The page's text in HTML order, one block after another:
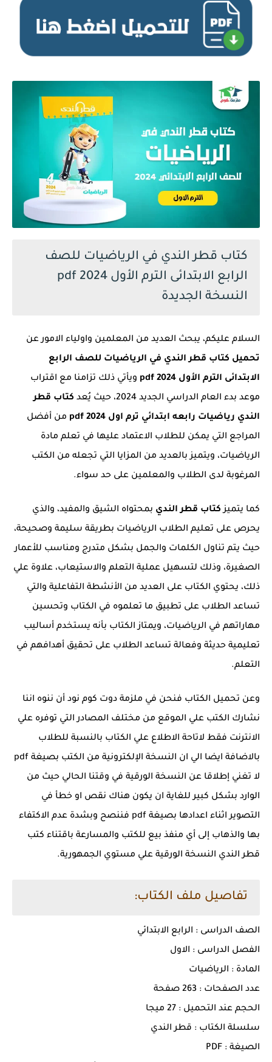
كتاب قطر الندي في الرياضيات للصف
الرابع الابتدائى الترم الأول 2024 pdf
النسخة الجديدة
السلام عليكم، يبحث العديد من المعلمين واولياء الامور عن
تحميل كتاب قطر الندي في الرياضيات للصف الرابع
الابتدائى الترم الأول 2024 pdf
ويأتي ذلك تزامنا مع اقتراب
موعد بدء العام الدراسي الجديد 2024، حيث يُعد
كتاب قطر
الندي رياضيات رابعه ابتدائي ترم اول 2024 pdf
من أفضل
المراجع التي يمكن للطلاب الاعتماد عليها في تعلم مادة
الرياضيات، ويتميز بالعديد من المزايا التي تجعله من الكتب
المرغوبة لدى الطلاب والمعلمين على حد سواء.
كما يتميزكتاب قطر الندي بمحتواه الشيق والمفيد، والذي
يحرص على تعليم الطلاب الرياضيات بطريقة سليمة وصحيحة،
حيث يتم تناول الكلمات والجمل بشكل متدرج ومناسب للأعمار
الصغيرة، وذلك لتسهيل عملية التعلم والاستيعاب، علاوة علي
ذلك، يحتوي الكتاب على العديد من الأنشطة التفاعلية والتي
تساعد الطلاب على تطبيق ما تعلموه في الكتاب وتحسين
مهاراتهم في الرياضيات، ويمتاز الكتاب بأنه يستخدم أساليب
تعليمية حديثة وفعالة تساعد الطلاب على تحقيق أهدافهم في
التعلم.
وعن تحميل الكتاب فنحن في ملزمة دوت كوم نود أن ننوه اننا
نشارك الكتب علي الموقع من مختلف المصادر التي توفره علي
الانترنت فقط لاتاحة الاطلاع علي الكتاب بالنسبة للطلاب
بالاضافة ايضا الي ان النسخة الإلكترونية من الكتب بصيغة pdf
لا تغني إطلاقا عن النسخة الورقية في وقتنا الحالي حيث من
الوارد بشكل كبير للغاية ان يكون هناك نقص او خطأ في
التصوير اثناء اعدادها بصيغة pdf فننصح وبشدة عدم الاكتفاء
بها والذهاب إلى أي منفذ بيع للكتب والمسارعة باقتناء كتب
قطر الندي النسخة الورقية علي مستوي الجمهورية.
تفاصيل ملف الكتاب:
الصف الدراسى : الرابع الابتدائي
الفصل الدراسى : الاول
المادة : الرياضيات
عدد الصفحات : 263 صفحة
الحجم عند التحميل : 27 ميجا
سلسلة الكتاب : قطر الندي
الصيغة : PDF